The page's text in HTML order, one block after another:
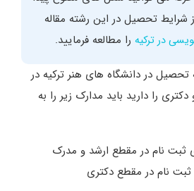
شرایط تحصیل در این رشته مقاله
در ترکیه را مطالعه فرمایید.
در دانشگاه های هنر ترکیه در
را دارید باید مدارک زیر را به
ثبت نام در مقطع ارشد و مدرک
ثبت نام در مقطع دکتری